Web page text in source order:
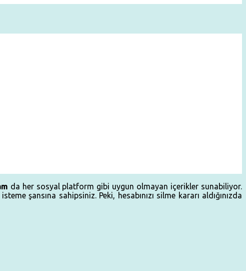
da her sosyal platform gibi uygun olmayan içerikler sunabiliyor.
şansına sahipsiniz. Peki, hesabınızı silme kararı aldığınızda